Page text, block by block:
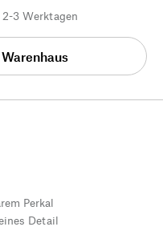
3 Werktagen
Perkal
Detail